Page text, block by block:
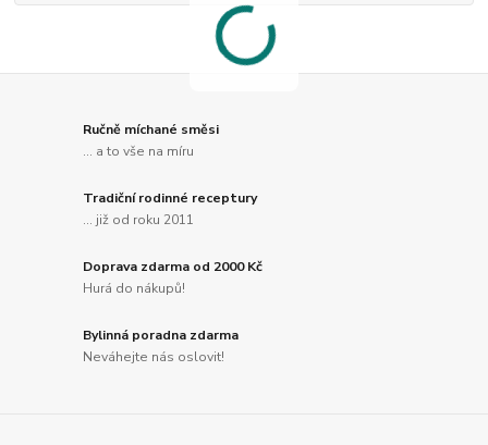
Ručně míchané směsi
... a to vše na míru
Tradiční rodinné receptury
... již od roku 2011
Doprava zdarma od 2000 Kč
Hurá do nákupů!
Bylinná poradna zdarma
Neváhejte nás oslovit!